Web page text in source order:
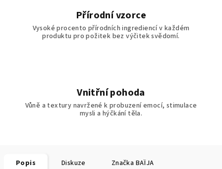
Přírodní vzorce
Vysoké procento přírodních ingrediencí v každém
produktu pro požitek bez výčitek svědomí.
Vnitřní pohoda
Vůně a textury navržené k probuzení emocí, stimulace
mysli a hýčkání těla.
Popis Diskuze Značka BAÏJA